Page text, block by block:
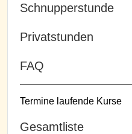
Schnupperstunde
Privatstunden
FAQ
Termine laufende Kurse
Gesamtliste